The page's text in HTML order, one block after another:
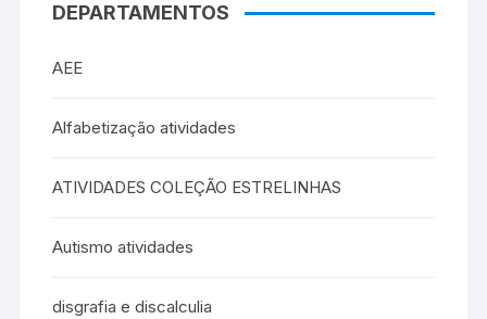
DEPARTAMENTOS
AEE
Alfabetização atividades
ATIVIDADES COLEÇÃO ESTRELINHAS
Autismo atividades
disgrafia e discalculia